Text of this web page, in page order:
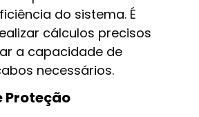
do sistema. É
cálculos precisos
a capacidade de
necessários.
Proteção